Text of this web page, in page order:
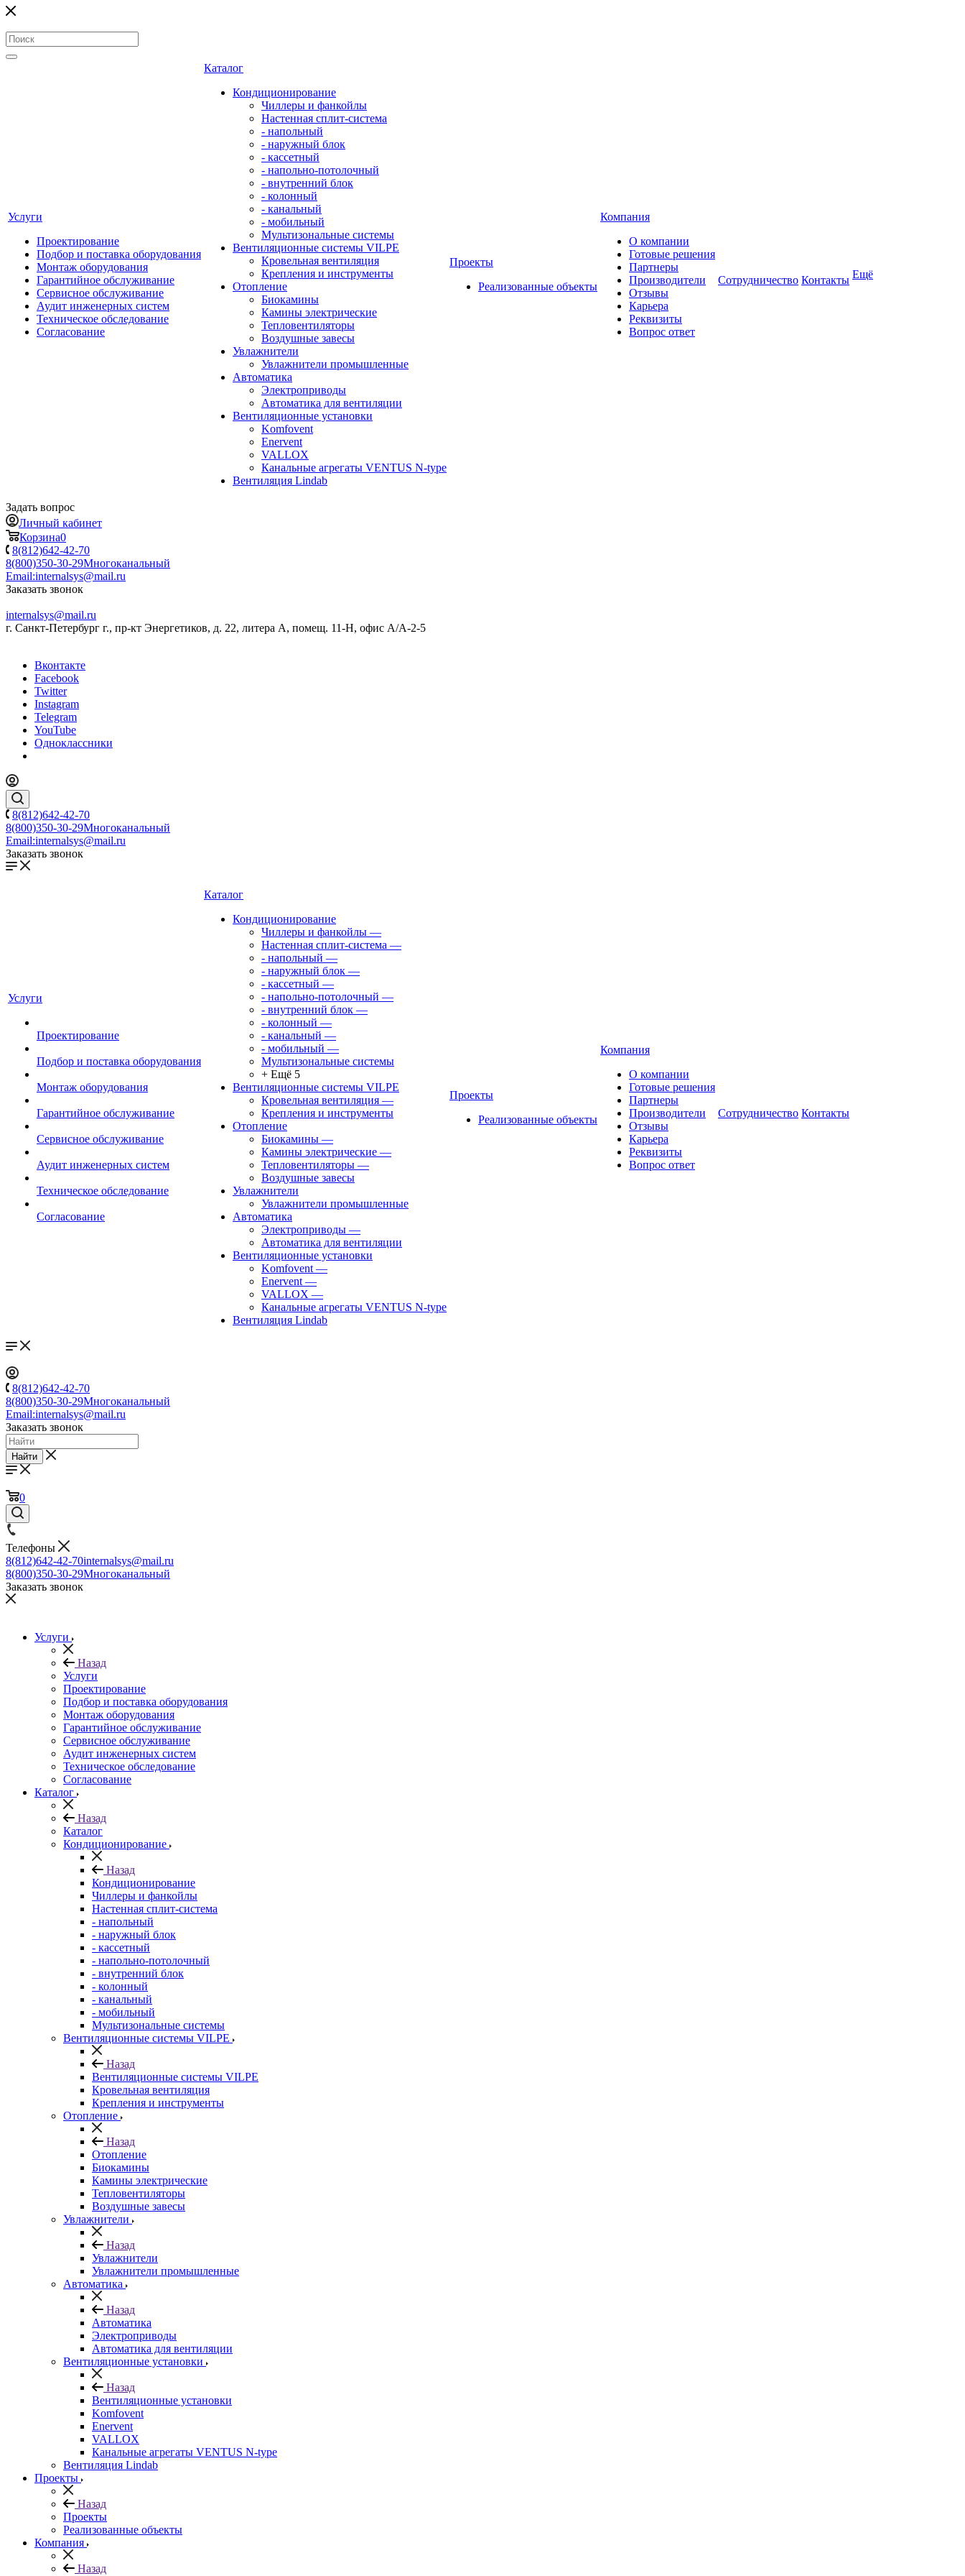
Услуги
Проектирование
Подбор и поставка оборудования
Монтаж оборудования
Гарантийное обслуживание
Сервисное обслуживание
Аудит инженерных систем
Техническое обследование
Согласование
Каталог
Кондиционирование
Чиллеры и фанкойлы
Настенная сплит-система
- напольный
- наружный блок
- кассетный
- напольно-потолочный
- внутренний блок
- колонный
- канальный
- мобильный
Мультизональные системы
Вентиляционные системы VILPE
Кровельная вентиляция
Крепления и инструменты
Отопление
Биокамины
Камины электрические
Тепловентиляторы
Воздушные завесы
Увлажнители
Увлажнители промышленные
Автоматика
Электроприводы
Автоматика для вентиляции
Вентиляционные установки
Komfovent
Enervent
VALLOX
Канальные агрегаты VENTUS N-type
Вентиляция Lindab
Проекты
Реализованные объекты
Компания
О компании
Готовые решения
Партнеры
Производители
Отзывы
Карьера
Реквизиты
Вопрос ответ
Сотрудничество Контакты Ещё
Задать вопрос
Личный кабинет
Корзина0
8(812)642-42-70
8(800)350-30-29Многоканальный
Email:internalsys@mail.ru
Заказать звонок
internalsys@mail.ru
г. Санкт-Петербург г., пр-кт Энергетиков, д. 22, литера А, помещ. 11-Н, офис А/А-2-5
Вконтакте
Facebook
Twitter
Instagram
Telegram
YouTube
Одноклассники
8(812)642-42-70
8(800)350-30-29Многоканальный
Email:internalsys@mail.ru
Заказать звонок
Услуги
Проектирование
Подбор и поставка оборудования
Монтаж оборудования
Гарантийное обслуживание
Сервисное обслуживание
Аудит инженерных систем
Техническое обследование
Согласование
Каталог
Кондиционирование
Чиллеры и фанкойлы —
Настенная сплит-система —
- напольный —
- наружный блок —
- кассетный —
- напольно-потолочный —
- внутренний блок —
- колонный —
- канальный —
- мобильный —
Мультизональные системы
+ Ещё 5
Вентиляционные системы VILPE
Кровельная вентиляция —
Крепления и инструменты
Отопление
Биокамины —
Камины электрические —
Тепловентиляторы —
Воздушные завесы
Увлажнители
Увлажнители промышленные
Автоматика
Электроприводы —
Автоматика для вентиляции
Вентиляционные установки
Komfovent —
Enervent —
VALLOX —
Канальные агрегаты VENTUS N-type
Вентиляция Lindab
Проекты
Реализованные объекты
Компания
О компании
Готовые решения
Партнеры
Производители
Отзывы
Карьера
Реквизиты
Вопрос ответ
Сотрудничество Контакты
8(812)642-42-70
8(800)350-30-29Многоканальный
Email:internalsys@mail.ru
Заказать звонок
Найти
0
Телефоны
8(812)642-42-70internalsys@mail.ru
8(800)350-30-29Многоканальный
Заказать звонок
Услуги
Назад
Услуги
Проектирование
Подбор и поставка оборудования
Монтаж оборудования
Гарантийное обслуживание
Сервисное обслуживание
Аудит инженерных систем
Техническое обследование
Согласование
Каталог
Назад
Каталог
Кондиционирование
Назад
Кондиционирование
Чиллеры и фанкойлы
Настенная сплит-система
- напольный
- наружный блок
- кассетный
- напольно-потолочный
- внутренний блок
- колонный
- канальный
- мобильный
Мультизональные системы
Вентиляционные системы VILPE
Назад
Вентиляционные системы VILPE
Кровельная вентиляция
Крепления и инструменты
Отопление
Назад
Отопление
Биокамины
Камины электрические
Тепловентиляторы
Воздушные завесы
Увлажнители
Назад
Увлажнители
Увлажнители промышленные
Автоматика
Назад
Автоматика
Электроприводы
Автоматика для вентиляции
Вентиляционные установки
Назад
Вентиляционные установки
Komfovent
Enervent
VALLOX
Канальные агрегаты VENTUS N-type
Вентиляция Lindab
Проекты
Назад
Проекты
Реализованные объекты
Компания
Назад